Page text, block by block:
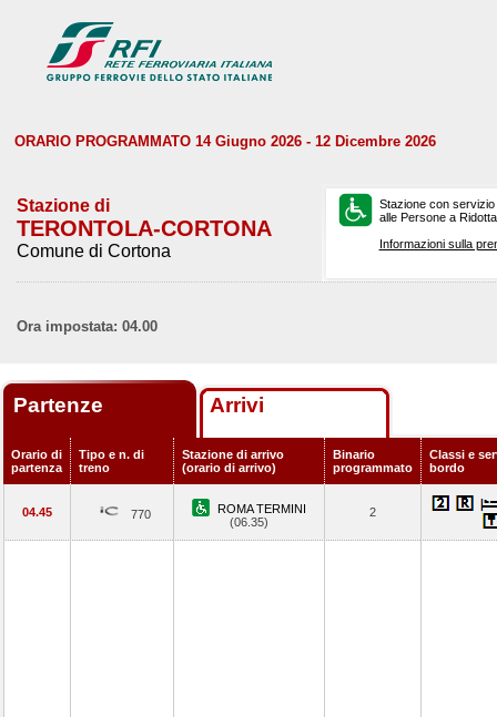
ORARIO PROGRAMMATO 14 Giugno 2026 - 12 Dicembre 2026
Stazione di
TERONTOLA-CORTONA
Comune di Cortona
Stazione con
alle Persone a
Informazioni sulla
Ora impostata: 04.00
Partenze Arrivi
Orario di
partenza
Tipo e n. di
treno
Stazione di arrivo
(orario di arrivo)
Binario
programmato
Classi e
bordo
04.45 770
ROMA TERMINI
(06.35)
2